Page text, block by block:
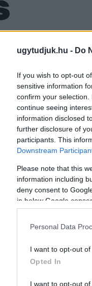
ugytudjuk.hu - Do
If you wish to opt-out
sensitive information
confirm your
continue seeing
information disclosed
further disclosure of
participants. This
Downstream
Please note that this
information including
deny consent to
in below Google
Personal Data
I want to opt-out
Opted In
I want to opt-out
cimkével ellátva.
AKAR LENNI!
éves
A
meg a
rajthoz.
BETELT A VASI